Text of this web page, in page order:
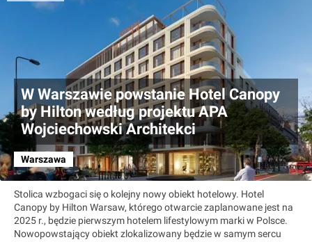
W Warszawie powstanie Hotel Canopy
by Hilton według projektu APA
Wojciechowski Architekci
Warszawa
Stolica wzbogaci się o kolejny nowy obiekt hotelowy. Hotel
Canopy by Hilton Warsaw, którego otwarcie zaplanowane jest na
2025 r., będzie pierwszym hotelem lifestylowym marki w Polsce.
Nowopowstający obiekt zlokalizowany będzie w samym sercu